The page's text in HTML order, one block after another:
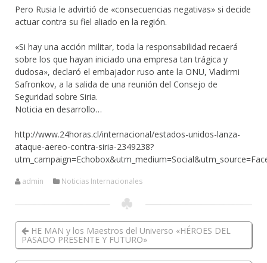
Pero Rusia le advirtió de «consecuencias negativas» si decide
actuar contra su fiel aliado en la región.
«Si hay una acción militar, toda la responsabilidad recaerá
sobre los que hayan iniciado una empresa tan trágica y
dudosa», declaró el embajador ruso ante la ONU, Vladirmi
Safronkov, a la salida de una reunión del Consejo de
Seguridad sobre Siria.
Noticia en desarrollo…
http://www.24horas.cl/internacional/estados-unidos-lanza-
ataque-aereo-contra-siria-2349238?
admin Noticias Internacionales
HE MAN y los Maestros del Universo «HÉROES DEL
PASADO PRESENTE Y FUTURO»